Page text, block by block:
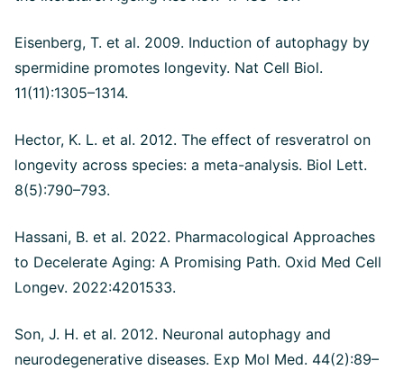
Eisenberg, T. et al. 2009. Induction of autophagy by
spermidine promotes longevity. Nat Cell Biol.
11(11):1305–1314.
Hector, K. L. et al. 2012. The effect of resveratrol on
longevity across species: a meta-analysis. Biol Lett.
8(5):790–793.
Hassani, B. et al. 2022. Pharmacological Approaches
to Decelerate Aging: A Promising Path. Oxid Med Cell
Longev. 2022:4201533.
Son, J. H. et al. 2012. Neuronal autophagy and
neurodegenerative diseases. Exp Mol Med. 44(2):89–